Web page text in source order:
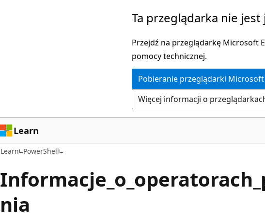
Ta przeglądarka nie jest
Przejdź na przeglądarkę Microsoft
pomocy technicznej.
Pobieranie przeglądarki Microsoft
Więcej informacji o
Learn
Learn PowerShell
nia